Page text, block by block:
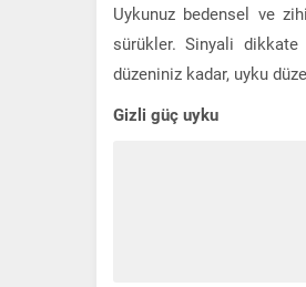
Uykunuz bedensel ve
sürükler. Sinyali
düzeniniz kadar, uyku
Gizli güç uyku